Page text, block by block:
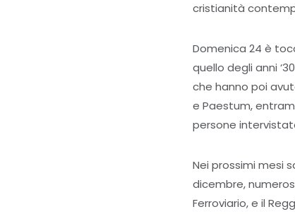
cristianità
Domenica 24 è
quello degli anni
che hanno poi
e Paestum,
persone
Nei prossimi mesi
dicembre,
Ferroviario, e il